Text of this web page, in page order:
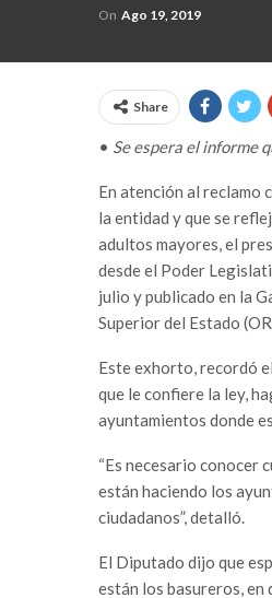
On Ago 19, 2019
Share
• Se espera el informe
En atención al reclamo
la entidad y que se
adultos mayores, el
desde el Poder
julio y publicado en la
Superior del Estado
Este exhorto, recordó
que le confiere la ley,
ayuntamientos donde
“Es necesario conocer
están haciendo los
ciudadanos”, detalló.
El Diputado dijo que
están los basureros, en